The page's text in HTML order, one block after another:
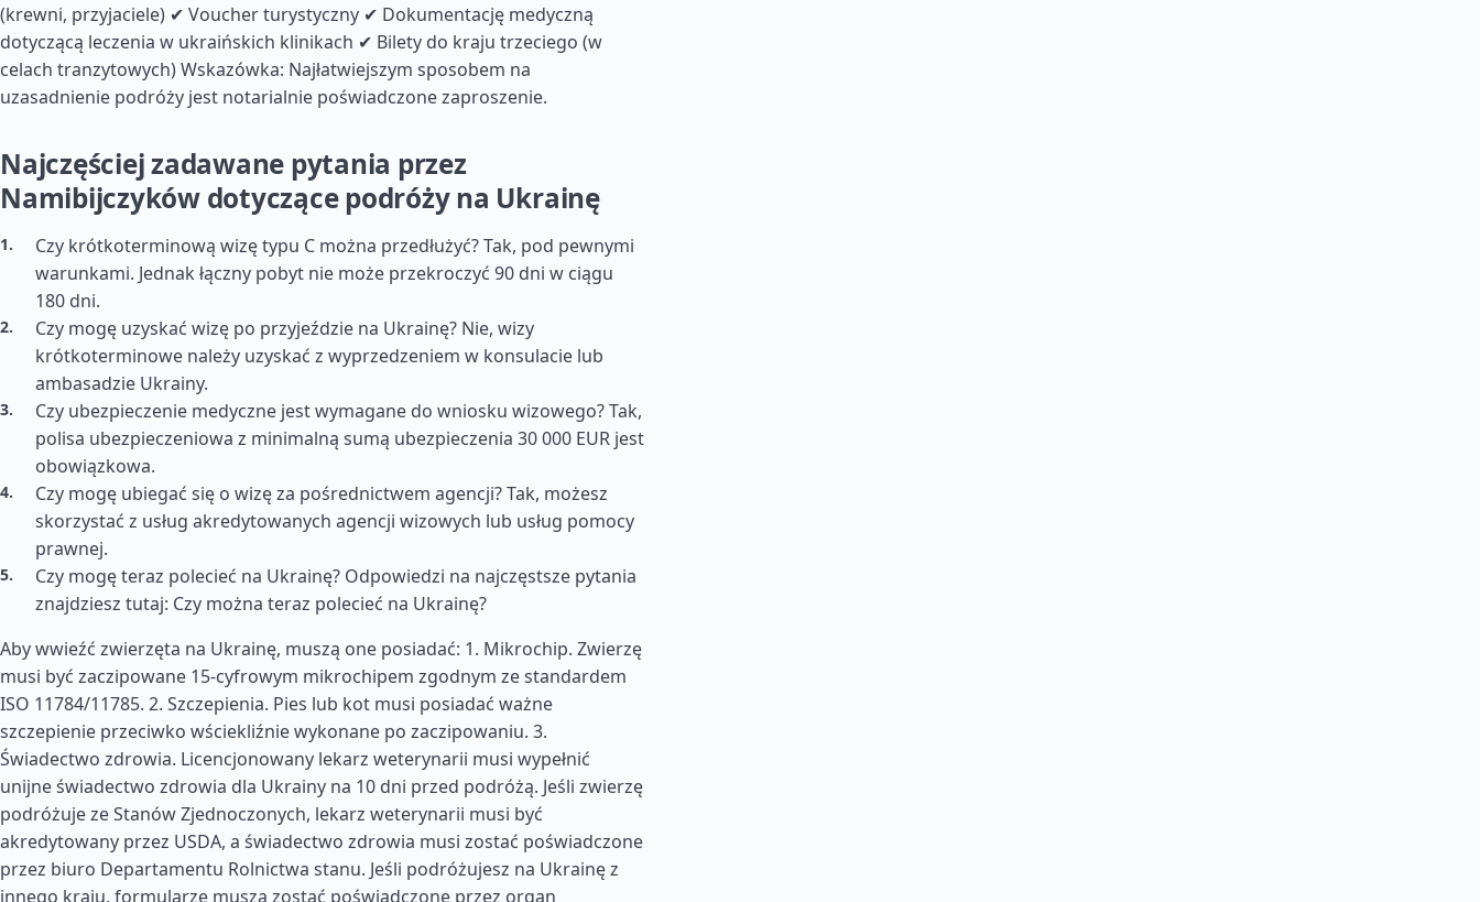
(krewni, przyjaciele) ✔ Voucher turystyczny ✔ Dokumentację medyczną
dotyczącą leczenia w ukraińskich klinikach ✔ Bilety do kraju trzeciego (w
celach tranzytowych) Wskazówka: Najłatwiejszym sposobem na
uzasadnienie podróży jest notarialnie poświadczone zaproszenie.
Najczęściej zadawane pytania przez
Namibijczyków dotyczące podróży na Ukrainę
Czy krótkoterminową wizę typu C można przedłużyć? Tak, pod pewnymi
warunkami. Jednak łączny pobyt nie może przekroczyć 90 dni w ciągu
180 dni.
Czy mogę uzyskać wizę po przyjeździe na Ukrainę? Nie, wizy
krótkoterminowe należy uzyskać z wyprzedzeniem w konsulacie lub
ambasadzie Ukrainy.
Czy ubezpieczenie medyczne jest wymagane do wniosku wizowego? Tak,
polisa ubezpieczeniowa z minimalną sumą ubezpieczenia 30 000 EUR jest
obowiązkowa.
Czy mogę ubiegać się o wizę za pośrednictwem agencji? Tak, możesz
skorzystać z usług akredytowanych agencji wizowych lub usług pomocy
prawnej.
Czy mogę teraz polecieć na Ukrainę? Odpowiedzi na najczęstsze pytania
znajdziesz tutaj: Czy można teraz polecieć na Ukrainę?
Aby wwieźć zwierzęta na Ukrainę, muszą one posiadać: 1. Mikrochip. Zwierzę
musi być zaczipowane 15-cyfrowym mikrochipem zgodnym ze standardem
ISO 11784/11785. 2. Szczepienia. Pies lub kot musi posiadać ważne
szczepienie przeciwko wściekliźnie wykonane po zaczipowaniu. 3.
Świadectwo zdrowia. Licencjonowany lekarz weterynarii musi wypełnić
unijne świadectwo zdrowia dla Ukrainy na 10 dni przed podróżą. Jeśli zwierzę
podróżuje ze Stanów Zjednoczonych, lekarz weterynarii musi być
akredytowany przez USDA, a świadectwo zdrowia musi zostać poświadczone
przez biuro Departamentu Rolnictwa stanu. Jeśli podróżujesz na Ukrainę z
innego kraju, formularze muszą zostać poświadczone przez organ